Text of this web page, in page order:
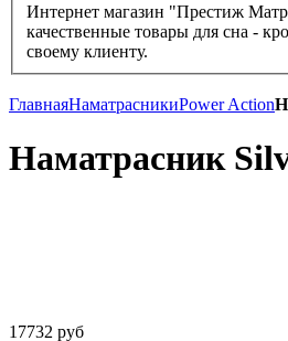
Интернет магазин "Престиж
качественные товары для сна -
своему клиенту.
ГлавнаяНаматрасникиPower Action
Наматрасник
17732 руб